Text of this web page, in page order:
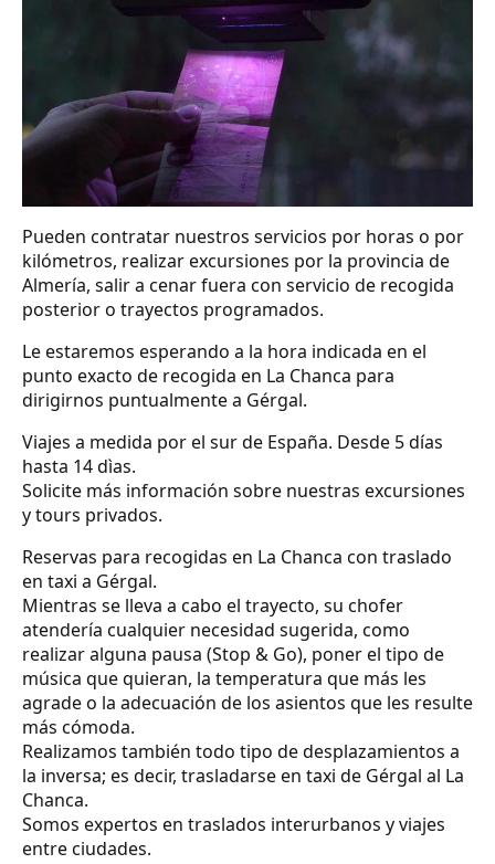
Pueden contratar nuestros servicios por horas o por
kilómetros, realizar excursiones por la provincia de
Almería, salir a cenar fuera con servicio de recogida
posterior o trayectos programados.
Le estaremos esperando a la hora indicada en el
punto exacto de recogida en La Chanca para
dirigirnos puntualmente a Gérgal.
Viajes a medida por el sur de España. Desde 5 días
hasta 14 dìas.
Solicite más información sobre nuestras excursiones
y tours privados.
Reservas para recogidas en La Chanca con traslado
en taxi a Gérgal.
Mientras se lleva a cabo el trayecto, su chofer
atendería cualquier necesidad sugerida, como
realizar alguna pausa (Stop & Go), poner el tipo de
música que quieran, la temperatura que más les
agrade o la adecuación de los asientos que les resulte
más cómoda.
Realizamos también todo tipo de desplazamientos a
la inversa; es decir, trasladarse en taxi de Gérgal al La
Chanca.
Somos expertos en traslados interurbanos y viajes
entre ciudades.